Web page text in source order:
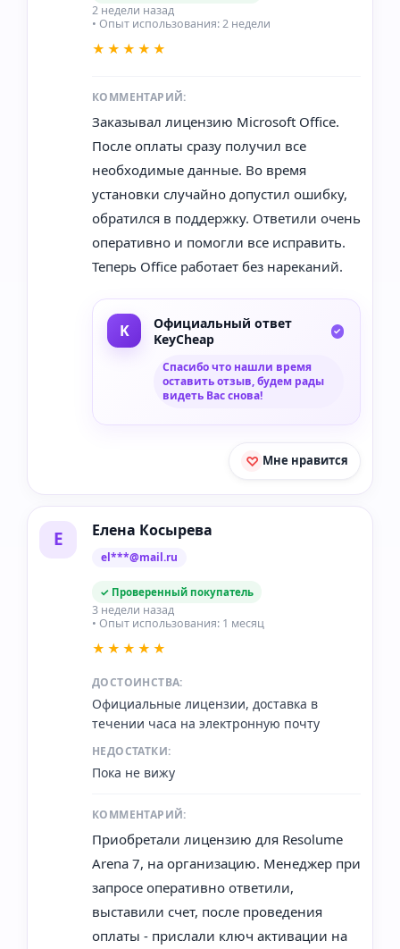
2 недели назад
• Опыт использования: 2 недели
★★★★★
КОММЕНТАРИЙ:
Заказывал лицензию Microsoft Office.
После оплаты сразу получил все
необходимые данные. Во время
установки случайно допустил ошибку,
обратился в поддержку. Ответили очень
оперативно и помогли все исправить.
Теперь Office работает без нареканий.
Официальный ответ
KeyCheap
Спасибо что нашли время
оставить отзыв, будем рады
видеть Вас снова!
Мне нравится
Е Елена Косырева
el***@mail.ru
✓ Проверенный покупатель
3 недели назад
• Опыт использования: 1 месяц
★★★★★
ДОСТОИНСТВА:
Официальные лицензии, доставка в
течении часа на электронную почту
НЕДОСТАТКИ:
Пока не вижу
КОММЕНТАРИЙ:
Приобретали лицензию для Resolume
Arena 7, на организацию. Менеджер при
запросе оперативно ответили,
выставили счет, после проведения
оплаты - прислали ключ активации на